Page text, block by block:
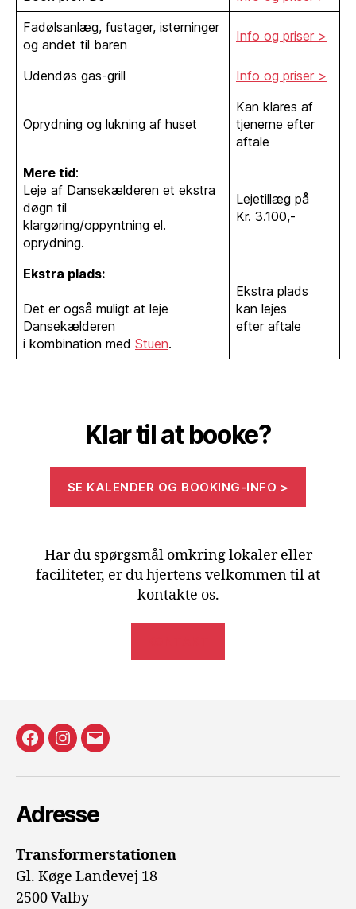
Fadølsanlæg, fustager, isterninger
og andet til baren
Info og priser >
Udendøs gas-grill Info og priser >
Oprydning og lukning af huset
Kan klares af
tjenerne efter
aftale
Mere tid:
Leje af Dansekælderen et ekstra
døgn til
klargøring/oppyntning el.
oprydning.
Lejetillæg på
Kr. 3.100,-
Ekstra plads:
Det er også muligt at leje
Dansekælderen
i kombination med Stuen.
Ekstra plads
kan lejes
efter aftale
Klar til at booke?
SE KALENDER OG BOOKING-INFO >
Har du spørgsmål omkring lokaler eller
faciliteter, er du hjertens velkommen til at
kontakte os.
Facecebook
Instagram
E-
Adresse
Transformerstationen
Gl. Køge Landevej 18
2500 Valby